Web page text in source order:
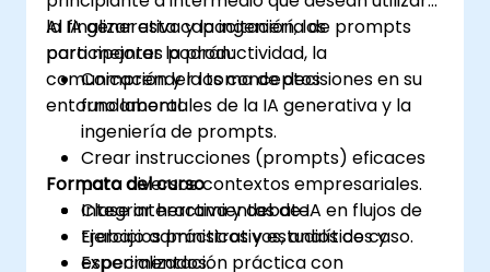
la IA generativa y la ingeniería de prompts
para mejorar la productividad, la
comunicación y la toma de decisiones en su
entorno laboral.
Al finalizar esta capacitación, los
participantes podrán:
Comprender los conceptos
fundamentales de la IA generativa y la
ingeniería de prompts.
Crear instrucciones (prompts) eficaces
para diversos contextos empresariales.
Integrar herramientas de IA en flujos de
trabajo administrativos, analíticos y
especializados.
Formato del curso
Clase interactiva y debate.
Ejercicios prácticos y estudios de caso.
Experimentación práctica con